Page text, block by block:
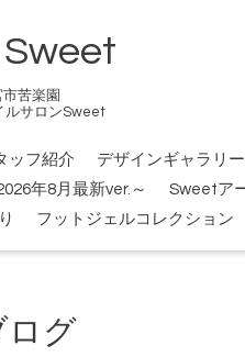
苦楽園
ルサロンSweet
ッフ紹介 デザインギャラリー
年8月最新ver.～
Sweetア
フットジェルコレクション
ログ